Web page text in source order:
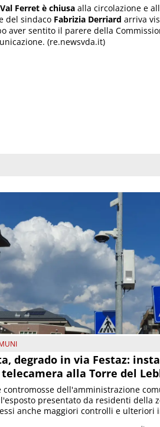
Ferret è chiusa alla circolazione e
del sindaco Fabrizia Derriard arriva
aver sentito il parere della
(re.newsvda.it)
degrado in via Festaz:
alla Torre del
contromosse dell'amministrazione
presentato da residenti della
anche maggiori controlli e ulteriori